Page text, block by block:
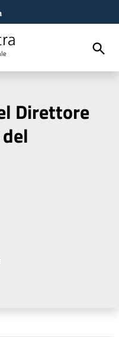
Direttore